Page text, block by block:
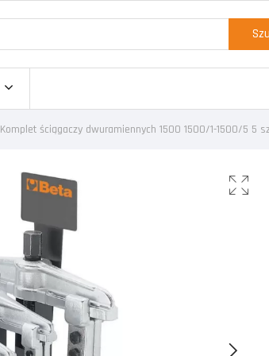
Komplet ściągaczy dwuramiennych 1500 1500/1-1500/5 5